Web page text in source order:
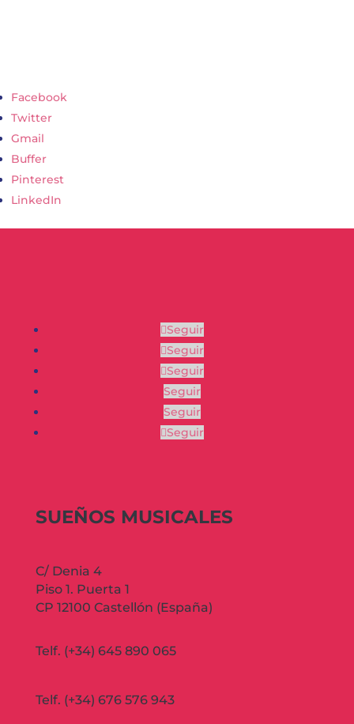
Facebook
Twitter
Gmail
Buffer
Pinterest
LinkedIn
Seguir
Seguir
Seguir
Seguir
Seguir
Seguir
SUEÑOS MUSICALES
C/ Denia 4
Piso 1. Puerta 1
CP 12100 Castellón (España)
Telf. (+34) 645 890 065
Telf. (+34) 676 576 943